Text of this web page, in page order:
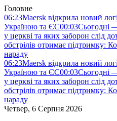
Головне
06:23Maersk відкрила новий
Україною та ЄС00:03Сьогодні
у церкві та яких заборон слід
обстрілів отримає підтримку:
нараду
06:23Maersk відкрила новий
Україною та ЄС00:03Сьогодні
у церкві та яких заборон слід
обстрілів отримає підтримку:
нараду
Четвер, 6 Серпня 2026